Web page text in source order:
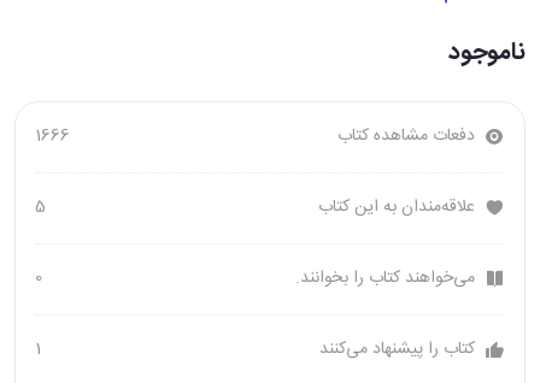
ناموجود
دفعات مشاهده کتاب 1666
علاقه‌مندان به این کتاب 5
می‌خواهند کتاب را بخوانند. 0
کتاب را پیشنهاد می‌کنند 1